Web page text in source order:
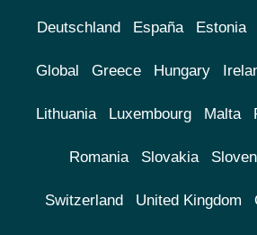
Deutschland España Estonia
Global Greece Hungary
Lithuania Luxembourg Malta
Romania Slovakia
Switzerland United Kingdom